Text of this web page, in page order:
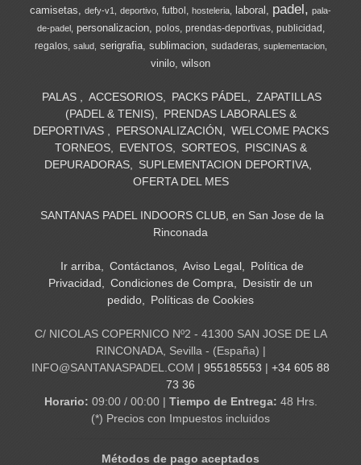
camisetas defy-v1 deportivo futbol hosteleria laboral padel
pala-
de-padel
personalizacion polos prendas-deportivas publicidad
regalos
salud serigrafia sublimacion sudaderas suplementacion
vinilo wilson
PALAS ACCESORIOS PACKS PÁDEL
ZAPATILLAS
(PADEL & TENIS)
PRENDAS LABORALES &
DEPORTIVAS
PERSONALIZACIÓN
WELCOME PACKS
TORNEOS
EVENTOS SORTEOS
PISCINAS &
DEPURADORAS
SUPLEMENTACION DEPORTIVA
OFERTA DEL MES
SANTANAS PADEL INDOORS CLUB, en San Jose de la
Rinconada
Ir arriba Contáctanos Aviso Legal
Política de
Privacidad
Condiciones de Compra
Desistir de un
pedido
Políticas de Cookies
C/ NICOLAS COPERNICO Nº2 - 41300 SAN JOSE DE LA
RINCONADA, Sevilla - (España) |
INFO@SANTANASPADEL.COM | 955185553 | +34 605 88
73 36
Horario: 09:00 / 00:00 | Tiempo de Entrega: 48 Hrs.
(*) Precios con Impuestos incluidos
Métodos de pago aceptados